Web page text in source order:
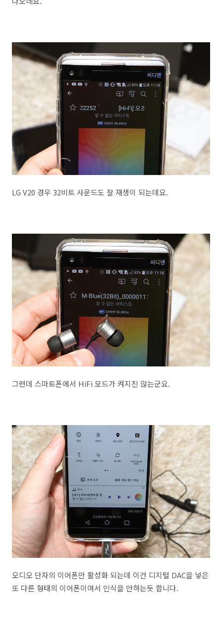
LG V20 경우 32비트 사운드도 잘 재생이 되는데요.
그런데 스마트폰에서 HiFi 모드가 켜지진 않는군요.
오디오 단자의 이어폰만 활성화 되는데 이건 디지털 DAC을 넣은
또 다른 형태의 이어폰이여서 인식을 안하는듯 합니다.